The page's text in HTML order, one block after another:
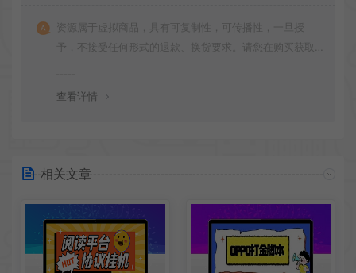
资源属于虚拟商品，具有可复制性，可传播性，一旦授
予，不接受任何形式的退款、换货要求。请您在购买获取
查看详情
相关文章